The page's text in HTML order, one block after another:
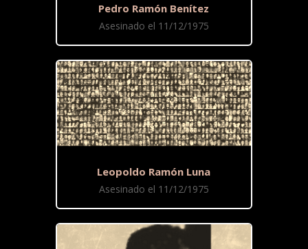
Pedro Ramón Benítez
Asesinado el 11/12/1975
Leopoldo Ramón Luna
Asesinado el 11/12/1975